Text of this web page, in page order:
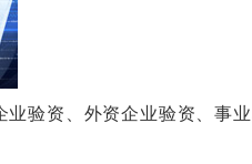
验资、外资企业验资、事